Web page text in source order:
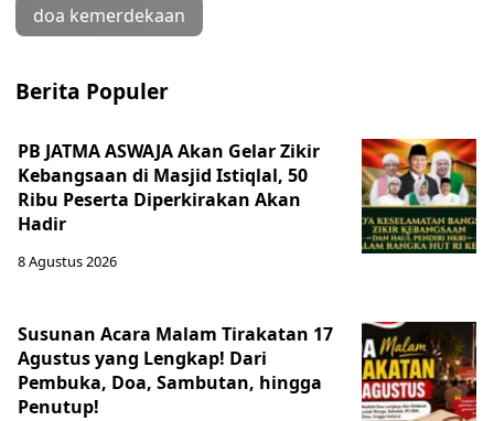
doa kemerdekaan
Berita Populer
PB JATMA ASWAJA Akan Gelar Zikir
Kebangsaan di Masjid Istiqlal, 50
Ribu Peserta Diperkirakan Akan
Hadir
8 Agustus 2026
Susunan Acara Malam Tirakatan 17
Agustus yang Lengkap! Dari
Pembuka, Doa, Sambutan, hingga
Penutup!